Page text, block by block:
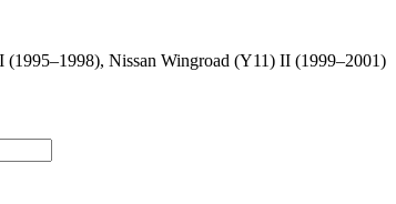
Nissan Wingroad (Y11) II (1999–2001)